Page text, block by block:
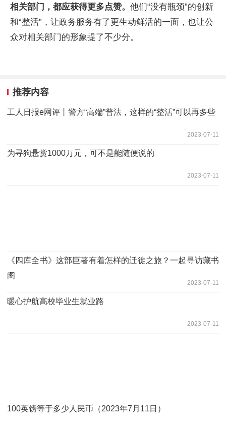
相关部门，都应获得更多点赞。 他们“没有瓶颈”的创新
和“整活”，让政务服务有了更生动鲜活的一面，也让公
众对相关部门的形象提了不少分。
推荐内容
工人日报e网评丨警方“高端”普法，这样的“整活”可以再多些
2023-07-11
为寻狗悬赏1000万元，可不是能随便说的
2023-07-11
《四库全书》这部巨著有着怎样的迁徙之旅？一起寻访藏书
阁
2023-07-11
暖心护航高校毕业生就业路
2023-07-11
100英镑等于多少人民币（2023年7月11日）